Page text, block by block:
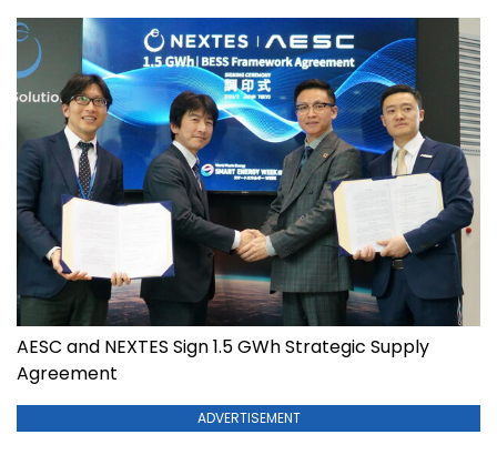
AESC and NEXTES Sign 1.5 GWh Strategic Supply
Agreement
ADVERTISEMENT